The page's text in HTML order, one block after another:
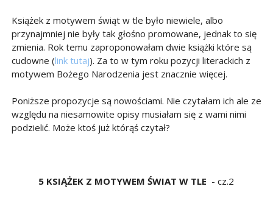
Książek z motywem świąt w tle było niewiele, albo
przynajmniej nie były tak głośno promowane, jednak to się
zmienia. Rok temu zaproponowałam dwie książki które są
cudowne (link tutaj). Za to w tym roku pozycji literackich z
motywem Bożego Narodzenia jest znacznie więcej.
Poniższe propozycje są nowościami. Nie czytałam ich ale ze
względu na niesamowite opisy musiałam się z wami nimi
podzielić. Może ktoś już którąś czytał?
5 KSIĄŻEK Z MOTYWEM ŚWIAT W TLE - cz.2